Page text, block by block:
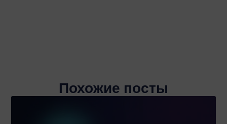
Похожие посты